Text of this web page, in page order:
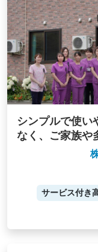
シンプルで使い
なく、ご家族や
サービス付き